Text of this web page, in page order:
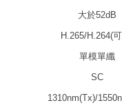
大於52dB
H.265/H.264(
單模單纖
SC
1310nm(Tx)/